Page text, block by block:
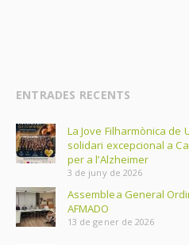
ENTRADES RECENTS
La Jove Filharmònica de
solidari excepcional a
per a l’Alzheimer
3 de juny de 2026
Assemblea General
AFMADO
13 de gener de 2026